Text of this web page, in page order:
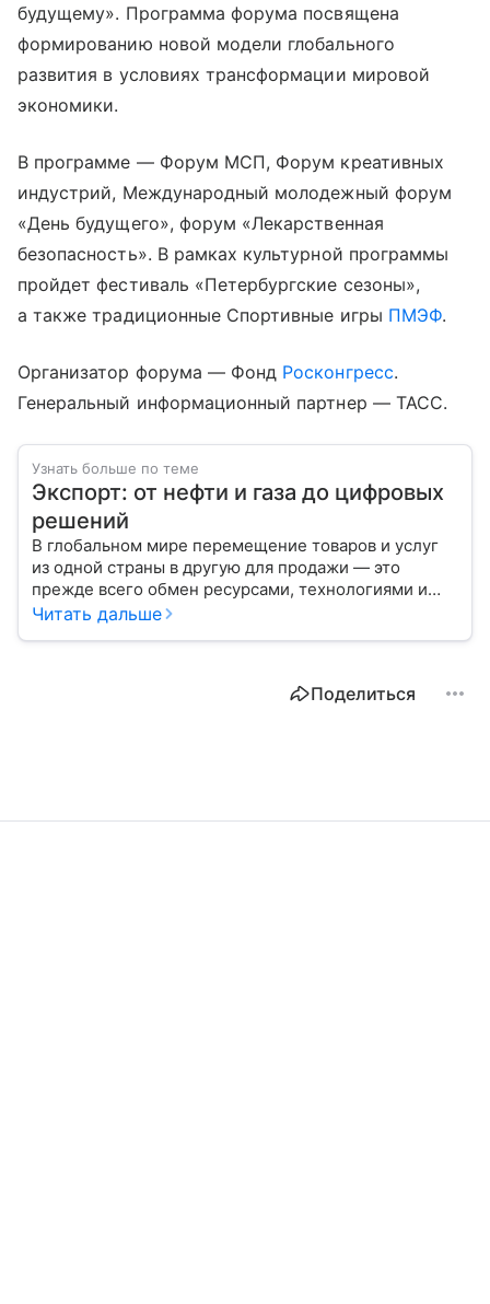
будущему». Программа форума посвящена
формированию новой модели глобального
развития в условиях трансформации мировой
экономики.
В программе — Форум МСП, Форум креативных
индустрий, Международный молодежный форум
«День будущего», форум «Лекарственная
безопасность». В рамках культурной программы
пройдет фестиваль «Петербургские сезоны»,
а также традиционные Спортивные игры ПМЭФ.
Организатор форума — Фонд Росконгресс.
Генеральный информационный партнер — ТАСС.
Узнать больше по теме
Экспорт: от нефти и газа до цифровых
решений
В глобальном мире перемещение товаров и услуг
из одной страны в другую для продажи — это
прежде всего обмен ресурсами, технологиями и
культурой. В статье разберем, как работает экспорт
Читать дальше
Поделиться